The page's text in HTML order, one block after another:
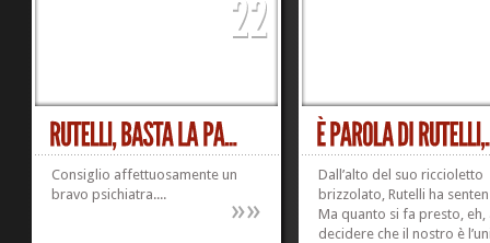
Consiglio affettuosamente un
bravo psichiatra....
»»
Dall’alto del suo riccioletto
brizzolato, Rutelli ha
Ma quanto si fa presto, eh,
decidere che il nostro è